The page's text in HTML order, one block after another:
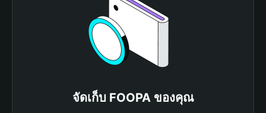
จัดเก็บ FOOPA ของคุณ